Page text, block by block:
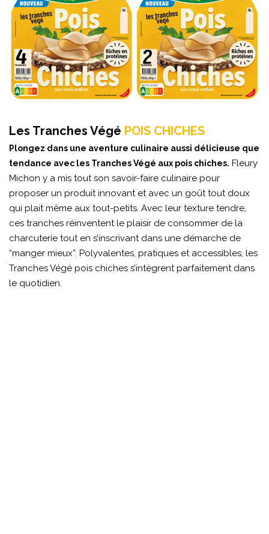
Les Tranches Végé POIS CHICHES
Plongez dans une aventure culinaire aussi délicieuse que
tendance avec les Tranches Végé aux pois chiches. Fleury
Michon y a mis tout son savoir-faire culinaire pour
proposer un produit innovant et avec un goût tout doux
qui plait même aux tout-petits. Avec leur texture tendre,
ces tranches réinventent le plaisir de consommer de la
charcuterie tout en s’inscrivant dans une démarche de
“manger mieux”. Polyvalentes, pratiques et accessibles, les
Tranches Végé pois chiches s’intègrent parfaitement dans
le quotidien.